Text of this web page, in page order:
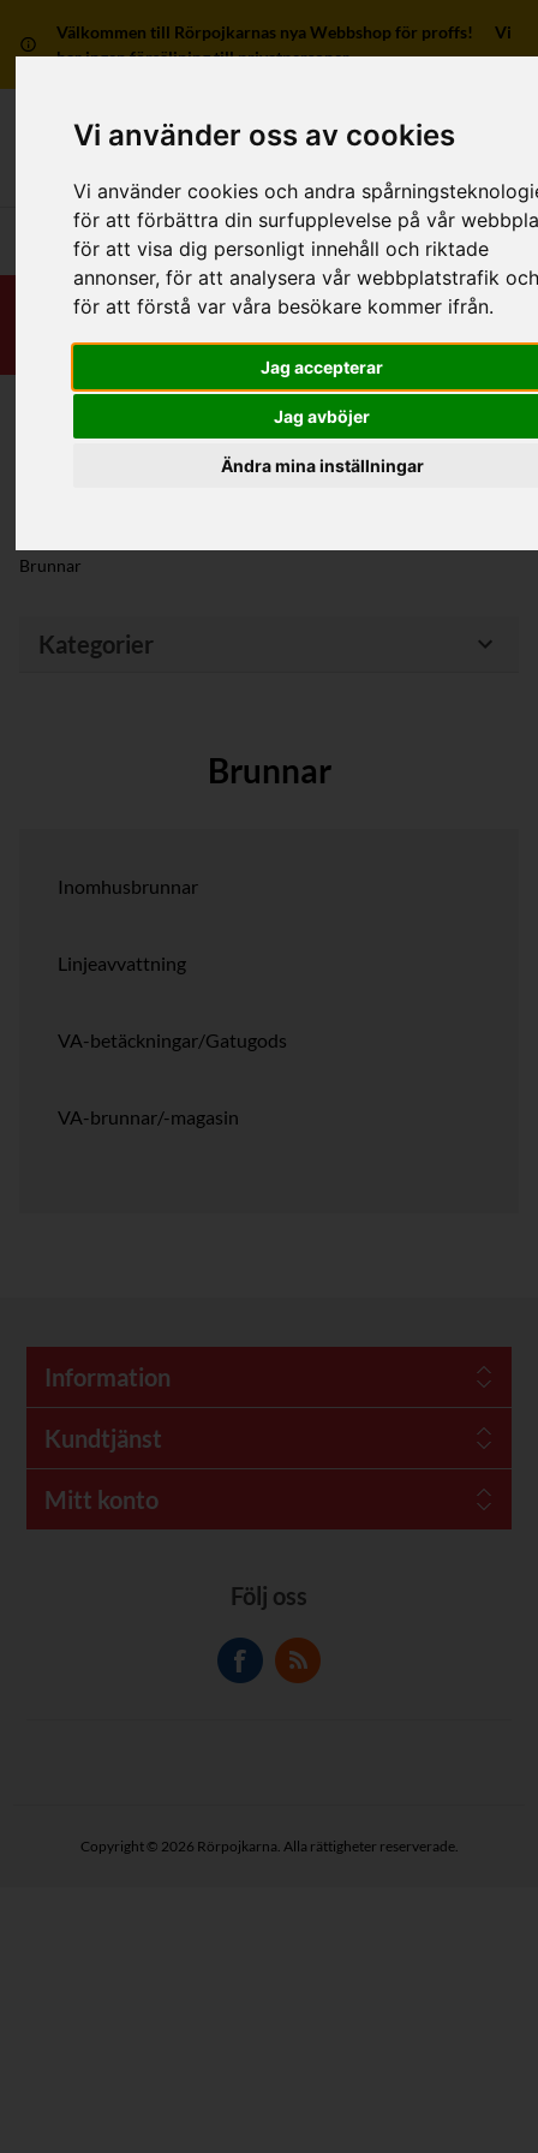
Vi använder oss av cookies
Vi använder cookies och andra
för att förbättra din surfupplevelse på vår
för att visa dig personligt innehåll och riktade
annonser, för att analysera vår webbplatstrafik
för att förstå var våra besökare kommer ifrån.
Jag accepterar
Jag avböjer
Ändra mina inställningar
Välkommen till Rörpojkarnas nya Webbshop för proffs! Vi
har ingen försäljning till privatpersoner.
Huvudmeny
Hej, jag heterJohan Wennerberg
Ring mig, så hjälper jag dig.
Support:031-7341713
Brunnar
Kategorier
Brunnar
Inomhusbrunnar
Linjeavvattning
VA-betäckningar/Gatugods
VA-brunnar/-magasin
Information
Kundtjänst
Mitt konto
Följ oss
Copyright © 2026 Rörpojkarna. Alla rättigheter reserverade.